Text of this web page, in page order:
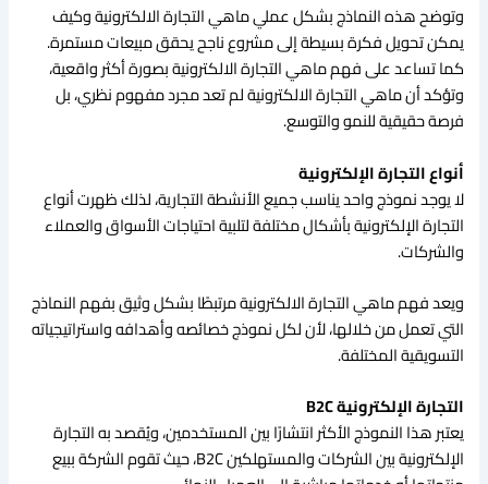
وتوضح هذه النماذج بشكل عملي ماهي التجارة الالكترونية وكيف
يمكن تحويل فكرة بسيطة إلى مشروع ناجح يحقق مبيعات مستمرة.
كما تساعد على فهم ماهي التجارة الالكترونية بصورة أكثر واقعية،
وتؤكد أن ماهي التجارة الالكترونية لم تعد مجرد مفهوم نظري، بل
فرصة حقيقية للنمو والتوسع.
أنواع التجارة الإلكترونية
لا يوجد نموذج واحد يناسب جميع الأنشطة التجارية، لذلك ظهرت أنواع
التجارة الإلكترونية بأشكال مختلفة لتلبية احتياجات الأسواق والعملاء
والشركات.
ويعد فهم ماهي التجارة الالكترونية مرتبطًا بشكل وثيق بفهم النماذج
التي تعمل من خلالها، لأن لكل نموذج خصائصه وأهدافه واستراتيجياته
التسويقية المختلفة.
التجارة الإلكترونية B2C
يعتبر هذا النموذج الأكثر انتشارًا بين المستخدمين، ويُقصد به التجارة
الإلكترونية بين الشركات والمستهلكين B2C، حيث تقوم الشركة ببيع